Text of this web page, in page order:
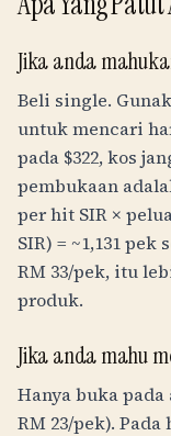
Jika anda
Beli single.
untuk mencari
pada $322, kos
pembukaan
per hit SIR ×
SIR) = ~1,131
RM 33/pek, itu
produk.
Jika anda mahu
Hanya buka
RM 23/pek).